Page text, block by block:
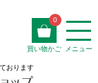
0
買い物かご
メニュー
おります